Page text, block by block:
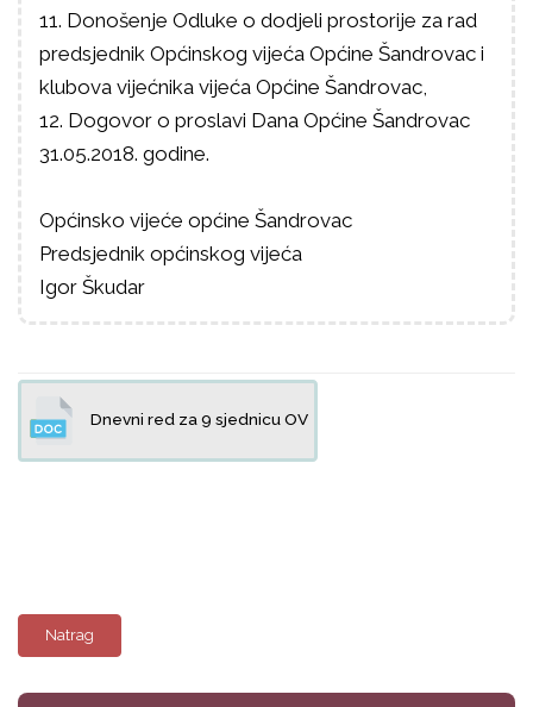
11. Donošenje Odluke o dodjeli prostorije za rad
predsjednik Općinskog vijeća Općine Šandrovac i
klubova vijećnika vijeća Općine Šandrovac,
12. Dogovor o proslavi Dana Općine Šandrovac
31.05.2018. godine.
Općinsko vijeće općine Šandrovac
Predsjednik općinskog vijeća
Igor Škudar
Dnevni red za 9 sjednicu OV
Natrag